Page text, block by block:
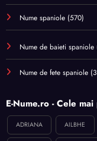
Nume spaniole (570)
Nume de baieti spaniole
Nume de fete spaniole
E-Nume.ro - Cele
ADRIANA AILBHE